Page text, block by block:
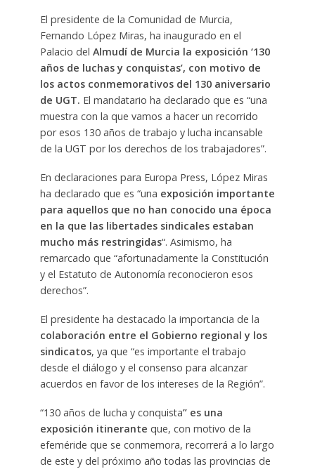
El presidente de la Comunidad de Murcia,
Fernando López Miras, ha inaugurado en el
Palacio del Almudí de Murcia la exposición ‘130
años de luchas y conquistas’, con motivo de
los actos conmemorativos del 130 aniversario
de UGT. El mandatario ha declarado que es “una
muestra con la que vamos a hacer un recorrido
por esos 130 años de trabajo y lucha incansable
de la UGT por los derechos de los trabajadores”.
En declaraciones para Europa Press, López Miras
ha declarado que es “una exposición importante
para aquellos que no han conocido una época
en la que las libertades sindicales estaban
mucho más restringidas“. Asimismo, ha
remarcado que “afortunadamente la Constitución
y el Estatuto de Autonomía reconocieron esos
derechos”.
El presidente ha destacado la importancia de la
colaboración entre el Gobierno regional y los
sindicatos, ya que “es importante el trabajo
desde el diálogo y el consenso para alcanzar
acuerdos en favor de los intereses de la Región”.
“130 años de lucha y conquista” es una
exposición itinerante que, con motivo de la
efeméride que se conmemora, recorrerá a lo largo
de este y del próximo año todas las provincias de